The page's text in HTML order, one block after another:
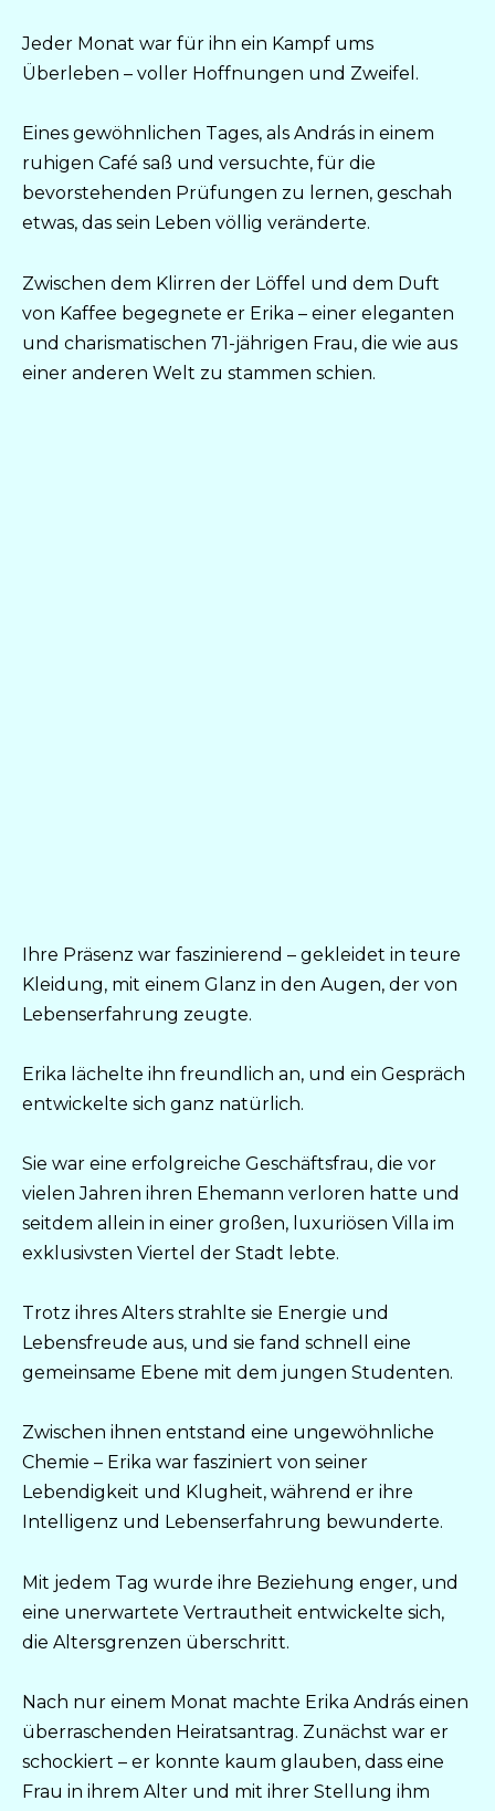
Jeder Monat war für ihn ein Kampf ums
Überleben – voller Hoffnungen und Zweifel.
Eines gewöhnlichen Tages, als András in einem
ruhigen Café saß und versuchte, für die
bevorstehenden Prüfungen zu lernen, geschah
etwas, das sein Leben völlig veränderte.
Zwischen dem Klirren der Löffel und dem Duft
von Kaffee begegnete er Erika – einer eleganten
und charismatischen 71-jährigen Frau, die wie aus
einer anderen Welt zu stammen schien.
Ihre Präsenz war faszinierend – gekleidet in teure
Kleidung, mit einem Glanz in den Augen, der von
Lebenserfahrung zeugte.
Erika lächelte ihn freundlich an, und ein Gespräch
entwickelte sich ganz natürlich.
Sie war eine erfolgreiche Geschäftsfrau, die vor
vielen Jahren ihren Ehemann verloren hatte und
seitdem allein in einer großen, luxuriösen Villa im
exklusivsten Viertel der Stadt lebte.
Trotz ihres Alters strahlte sie Energie und
Lebensfreude aus, und sie fand schnell eine
gemeinsame Ebene mit dem jungen Studenten.
Zwischen ihnen entstand eine ungewöhnliche
Chemie – Erika war fasziniert von seiner
Lebendigkeit und Klugheit, während er ihre
Intelligenz und Lebenserfahrung bewunderte.
Mit jedem Tag wurde ihre Beziehung enger, und
eine unerwartete Vertrautheit entwickelte sich,
die Altersgrenzen überschritt.
Nach nur einem Monat machte Erika András einen
überraschenden Heiratsantrag. Zunächst war er
schockiert – er konnte kaum glauben, dass eine
Frau in ihrem Alter und mit ihrer Stellung ihm